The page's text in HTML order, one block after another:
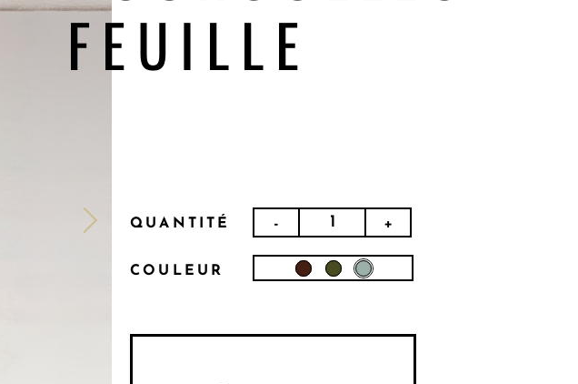
FEUILLE
QUANTITÉ - +
COULEUR